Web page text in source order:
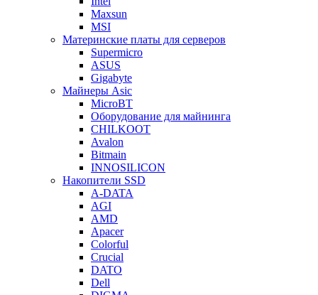
Maxsun
MSI
Материнские платы для серверов
Supermicro
ASUS
Gigabyte
Майнеры Asic
MicroBT
Оборудование для майнинга
CHILKOOT
Avalon
Bitmain
INNOSILICON
Накопители SSD
A-DATA
AGI
AMD
Apacer
Colorful
Crucial
DATO
Dell